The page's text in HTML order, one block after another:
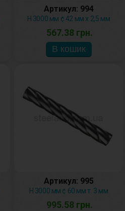
Артикул: 994
H 3000 мм ¢ 42 мм х 2,5 мм
567.38 грн.
Артикул: 995
H 3000 мм ¢ 60 мм т. 3 мм
995.58 грн.